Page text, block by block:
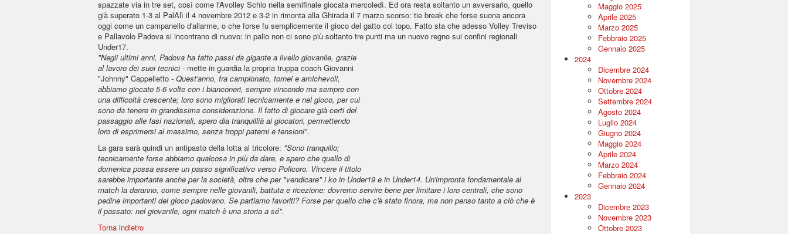
spazzate via in tre set, così come l'Avolley Schio nella semifinale giocata mercoledì. Ed ora resta soltanto un avversario, quello
già superato 1-3 al PalAlì il 4 novembre 2012 e 3-2 in rimonta alla Ghirada il 7 marzo scorso: tie break che forse suona ancora
oggi come un campanello d'allarme, o che forse fu semplicemente il gioco del gatto col topo. Fatto sta che adesso Volley Treviso
e Pallavolo Padova si incontrano di nuovo: in palio non ci sono più soltanto tre punti ma un nuovo regno sui confini regionali
Under17.
"Negli ultimi anni, Padova ha fatto passi da gigante a livello giovanile, grazie
al lavoro dei suoi tecnici - mette in guardia la propria truppa coach Giovanni
"Johnny" Cappelletto - Quest'anno, fra campionato, tornei e amichevoli,
abbiamo giocato 5-6 volte con i bianconeri, sempre vincendo ma sempre con
una difficoltà crescente; loro sono migliorati tecnicamente e nel gioco, per cui
sono da tenere in grandissima considerazione. Il fatto di giocare già certi del
passaggio alle fasi nazionali, spero dia tranquillià ai giocatori, permettendo
loro di esprimersi al massimo, senza troppi patemi e tensioni".
La gara sarà quindi un antipasto della lotta al tricolore: "Sono tranquillo;
tecnicamente forse abbiamo qualcosa in più da dare, e spero che quello di
domenica possa essere un passo significativo verso Policoro. Vincere il titolo
sarebbe importante anche per la società, oltre che per "vendicare" i ko in Under19 e in Under14. Un'impronta fondamentale al
match la daranno, come sempre nelle giovanili, battuta e ricezione: dovremo servire bene per limitare i loro centrali, che sono
pedine importanti del gioco padovano. Se partiamo favoriti? Forse per quello che c'è stato finora, ma non penso tanto a ciò che è
il passato: nel giovanile, ogni match è una storia a sé".
Torna indietro
Maggio 2025
Aprile 2025
Marzo 2025
Febbraio 2025
Gennaio 2025
2024
Dicembre 2024
Novembre 2024
Ottobre 2024
Settembre 2024
Agosto 2024
Luglio 2024
Giugno 2024
Maggio 2024
Aprile 2024
Marzo 2024
Febbraio 2024
Gennaio 2024
2023
Dicembre 2023
Novembre 2023
Ottobre 2023